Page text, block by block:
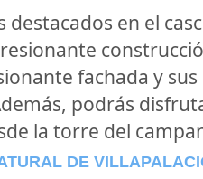
destacados en el
fachada y
podrás
la torre del
DE